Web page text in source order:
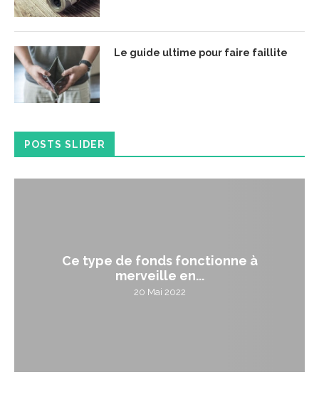
Le guide ultime pour faire faillite
POSTS SLIDER
Ce type de fonds fonctionne à
merveille en...
20 Mai 2022